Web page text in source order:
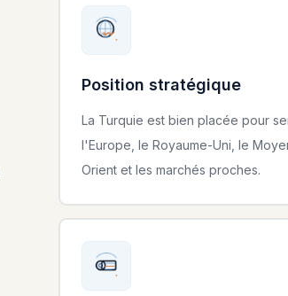
Position stratégique
La Turquie est bien placée pour
l'Europe, le Royaume-Uni, le
Orient et les marchés proches.